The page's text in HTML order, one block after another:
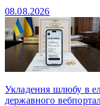
08.08.2026
Укладення шлюбу в
державного